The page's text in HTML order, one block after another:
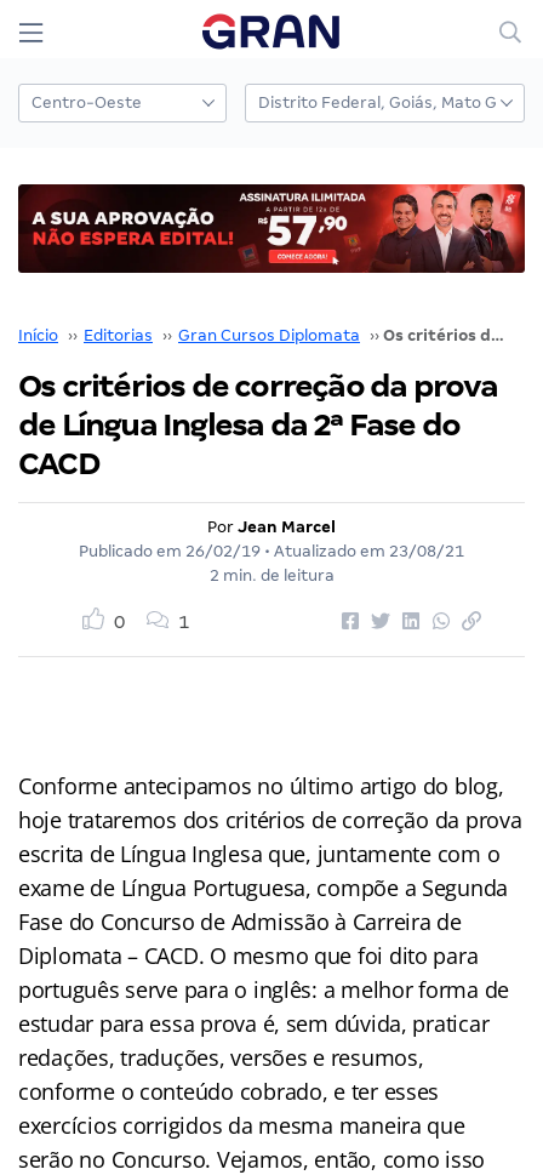
Início ›› Editorias ›› Gran Cursos Diplomata ›› Os critérios de correção da prova de Língua Inglesa da 2ª Fase do CACD
Os critérios de correção da prova
de Língua Inglesa da 2ª Fase do
CACD
Por Jean Marcel
Publicado em 26/02/19 • Atualizado em 23/08/21
2 min. de leitura
0 1
Conforme antecipamos no último artigo do blog,
hoje trataremos dos critérios de correção da prova
escrita de Língua Inglesa que, juntamente com o
exame de Língua Portuguesa, compõe a Segunda
Fase do Concurso de Admissão à Carreira de
Diplomata – CACD. O mesmo que foi dito para
português serve para o inglês: a melhor forma de
estudar para essa prova é, sem dúvida, praticar
redações, traduções, versões e resumos,
conforme o conteúdo cobrado, e ter esses
exercícios corrigidos da mesma maneira que
serão no Concurso. Vejamos, então, como isso